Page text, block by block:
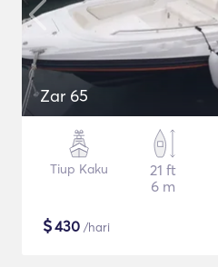
Zar 65
Tiup Kaku
21 ft
6 m
$430 /hari